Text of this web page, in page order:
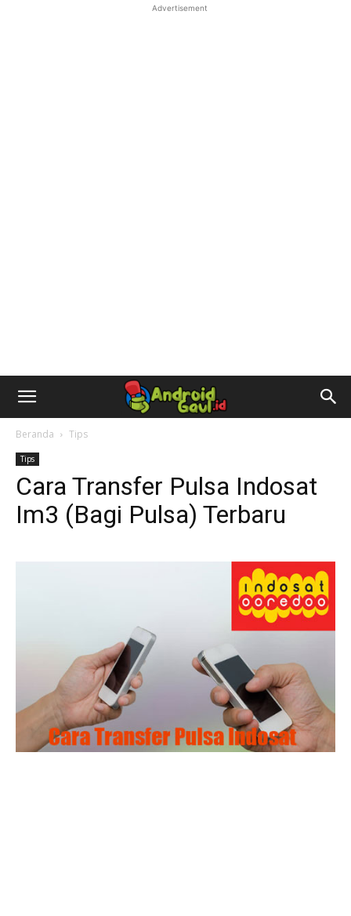
Advertisement
AndroidGaul.id
Beranda Tips
Tips
Cara Transfer Pulsa Indosat
Im3 (Bagi Pulsa) Terbaru